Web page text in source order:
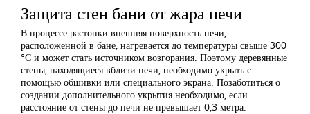
Защита стен бани от жара печи
В процессе растопки внешняя поверхность печи,
расположенной в бане, нагревается до температуры свыше 300
°С и может стать источником возгорания. Поэтому деревянные
стены, находящиеся вблизи печи, необходимо укрыть с
помощью обшивки или специального экрана. Позаботиться о
создании дополнительного укрытия необходимо, если
расстояние от стены до печи не превышает 0,3 метра.